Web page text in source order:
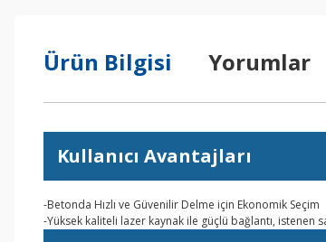
Ürün Bilgisi Yorumlar
Kullanıcı Avantajları
-Betonda Hızlı ve Güvenilir Delme için Ekonomik Seçim
-Yüksek kaliteli lazer kaynak ile güçlü bağlantı, istenen